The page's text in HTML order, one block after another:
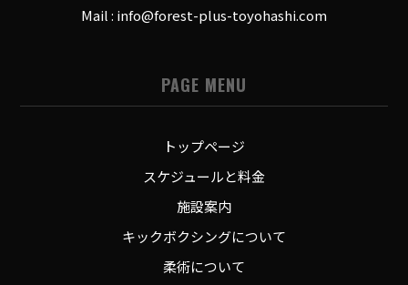
Mail : info@forest-plus-toyohashi.com
PAGE MENU
トップページ
スケジュールと料金
施設案内
キックボクシングについて
柔術について